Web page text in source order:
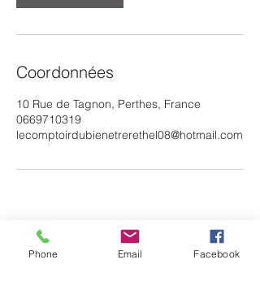
Coordonnées
10 Rue de Tagnon, Perthes, France
0669710319
lecomptoirdubienetrerethel08@hotmail.com
Phone Email Facebook